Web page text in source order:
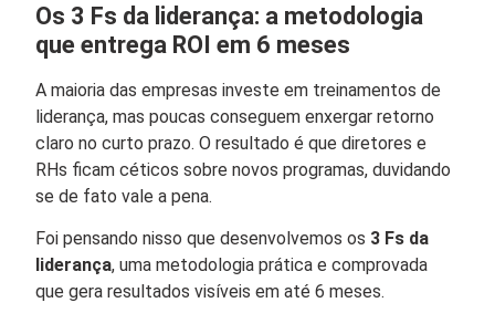
Os 3 Fs da liderança: a metodologia
que entrega ROI em 6 meses
A maioria das empresas investe em treinamentos de
liderança, mas poucas conseguem enxergar retorno
claro no curto prazo. O resultado é que diretores e
RHs ficam céticos sobre novos programas, duvidando
se de fato vale a pena.
Foi pensando nisso que desenvolvemos os 3 Fs da
liderança, uma metodologia prática e comprovada
que gera resultados visíveis em até 6 meses.